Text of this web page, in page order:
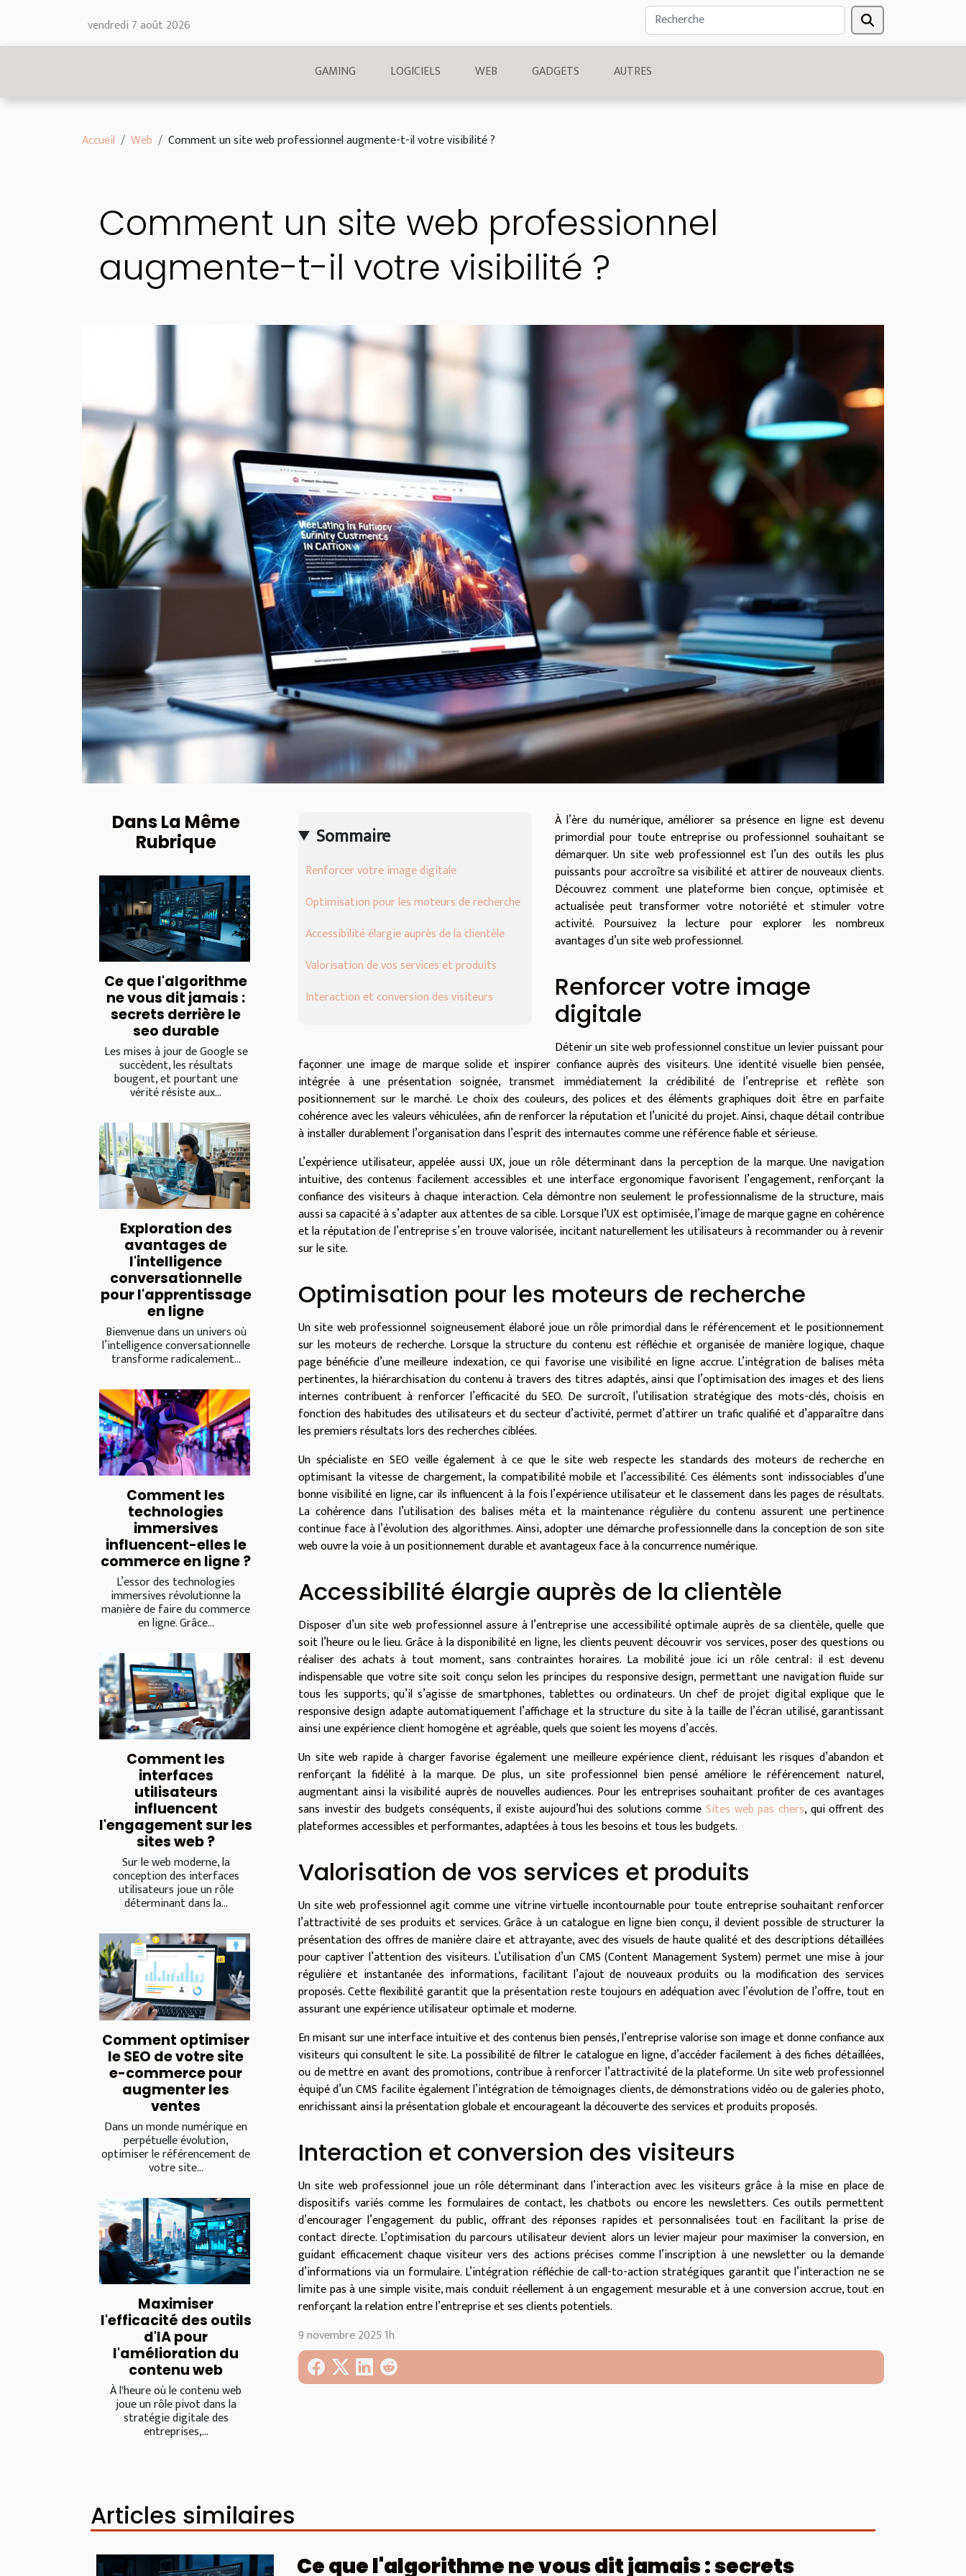
vendredi 7 août 2026
GAMING LOGICIELS WEB GADGETS AUTRES
Accueil Web Comment un site web professionnel augmente-t-il votre visibilité ?
Comment un site web professionnel
augmente-t-il votre visibilité ?
Dans La Même
Rubrique
Ce que l'algorithme
ne vous dit jamais :
secrets derrière le
seo durable
Les mises à jour de Google se
succèdent, les résultats
bougent, et pourtant une
vérité résiste aux...
Exploration des
avantages de
l'intelligence
conversationnelle
pour l'apprentissage
en ligne
Bienvenue dans un univers où
l’intelligence conversationnelle
transforme radicalement...
Comment les
technologies
immersives
influencent-elles le
commerce en ligne ?
L’essor des technologies
immersives révolutionne la
manière de faire du commerce
en ligne. Grâce...
Comment les
interfaces
utilisateurs
influencent
l'engagement sur les
sites web ?
Sur le web moderne, la
conception des interfaces
utilisateurs joue un rôle
déterminant dans la...
Comment optimiser
le SEO de votre site
e-commerce pour
augmenter les
ventes
Dans un monde numérique en
perpétuelle évolution,
optimiser le référencement de
votre site...
Maximiser
l'efficacité des outils
d'IA pour
l'amélioration du
contenu web
À l'heure où le contenu web
joue un rôle pivot dans la
stratégie digitale des
entreprises,...
Sommaire
Renforcer votre image digitale
Optimisation pour les moteurs de recherche
Accessibilité élargie auprès de la clientèle
Valorisation de vos services et produits
Interaction et conversion des visiteurs
À l’ère du numérique, améliorer sa présence en ligne est devenu
primordial pour toute entreprise ou professionnel souhaitant se
démarquer. Un site web professionnel est l’un des outils les plus
puissants pour accroître sa visibilité et attirer de nouveaux clients.
Découvrez comment une plateforme bien conçue, optimisée et
actualisée peut transformer votre notoriété et stimuler votre
activité. Poursuivez la lecture pour explorer les nombreux
avantages d’un site web professionnel.
Renforcer votre image
digitale
Détenir un site web professionnel constitue un levier puissant pour
façonner une image de marque solide et inspirer confiance auprès des visiteurs. Une identité visuelle bien pensée,
intégrée à une présentation soignée, transmet immédiatement la crédibilité de l’entreprise et reflète son
positionnement sur le marché. Le choix des couleurs, des polices et des éléments graphiques doit être en parfaite
cohérence avec les valeurs véhiculées, afin de renforcer la réputation et l’unicité du projet. Ainsi, chaque détail contribue
à installer durablement l’organisation dans l’esprit des internautes comme une référence fiable et sérieuse.
L’expérience utilisateur, appelée aussi UX, joue un rôle déterminant dans la perception de la marque. Une navigation
intuitive, des contenus facilement accessibles et une interface ergonomique favorisent l’engagement, renforçant la
confiance des visiteurs à chaque interaction. Cela démontre non seulement le professionnalisme de la structure, mais
aussi sa capacité à s’adapter aux attentes de sa cible. Lorsque l’UX est optimisée, l’image de marque gagne en cohérence
et la réputation de l’entreprise s’en trouve valorisée, incitant naturellement les utilisateurs à recommander ou à revenir
sur le site.
Optimisation pour les moteurs de recherche
Un site web professionnel soigneusement élaboré joue un rôle primordial dans le référencement et le positionnement
sur les moteurs de recherche. Lorsque la structure du contenu est réfléchie et organisée de manière logique, chaque
page bénéficie d’une meilleure indexation, ce qui favorise une visibilité en ligne accrue. L’intégration de balises méta
pertinentes, la hiérarchisation du contenu à travers des titres adaptés, ainsi que l’optimisation des images et des liens
internes contribuent à renforcer l’efficacité du SEO. De surcroît, l’utilisation stratégique des mots-clés, choisis en
fonction des habitudes des utilisateurs et du secteur d’activité, permet d’attirer un trafic qualifié et d’apparaître dans
les premiers résultats lors des recherches ciblées.
Un spécialiste en SEO veille également à ce que le site web respecte les standards des moteurs de recherche en
optimisant la vitesse de chargement, la compatibilité mobile et l’accessibilité. Ces éléments sont indissociables d’une
bonne visibilité en ligne, car ils influencent à la fois l’expérience utilisateur et le classement dans les pages de résultats.
La cohérence dans l’utilisation des balises méta et la maintenance régulière du contenu assurent une pertinence
continue face à l’évolution des algorithmes. Ainsi, adopter une démarche professionnelle dans la conception de son site
web ouvre la voie à un positionnement durable et avantageux face à la concurrence numérique.
Accessibilité élargie auprès de la clientèle
Disposer d’un site web professionnel assure à l’entreprise une accessibilité optimale auprès de sa clientèle, quelle que
soit l’heure ou le lieu. Grâce à la disponibilité en ligne, les clients peuvent découvrir vos services, poser des questions ou
réaliser des achats à tout moment, sans contraintes horaires. La mobilité joue ici un rôle central : il est devenu
indispensable que votre site soit conçu selon les principes du responsive design, permettant une navigation fluide sur
tous les supports, qu’il s’agisse de smartphones, tablettes ou ordinateurs. Un chef de projet digital explique que le
responsive design adapte automatiquement l’affichage et la structure du site à la taille de l’écran utilisé, garantissant
ainsi une expérience client homogène et agréable, quels que soient les moyens d’accès.
Un site web rapide à charger favorise également une meilleure expérience client, réduisant les risques d’abandon et
renforçant la fidélité à la marque. De plus, un site professionnel bien pensé améliore le référencement naturel,
augmentant ainsi la visibilité auprès de nouvelles audiences. Pour les entreprises souhaitant profiter de ces avantages
sans investir des budgets conséquents, il existe aujourd’hui des solutions commeSites web pas chers, qui offrent des
plateformes accessibles et performantes, adaptées à tous les besoins et tous les budgets.
Valorisation de vos services et produits
Un site web professionnel agit comme une vitrine virtuelle incontournable pour toute entreprise souhaitant renforcer
l’attractivité de ses produits et services. Grâce à un catalogue en ligne bien conçu, il devient possible de structurer la
présentation des offres de manière claire et attrayante, avec des visuels de haute qualité et des descriptions détaillées
pour captiver l’attention des visiteurs. L’utilisation d’un CMS (Content Management System) permet une mise à jour
régulière et instantanée des informations, facilitant l’ajout de nouveaux produits ou la modification des services
proposés. Cette flexibilité garantit que la présentation reste toujours en adéquation avec l’évolution de l’offre, tout en
assurant une expérience utilisateur optimale et moderne.
En misant sur une interface intuitive et des contenus bien pensés, l’entreprise valorise son image et donne confiance aux
visiteurs qui consultent le site. La possibilité de filtrer le catalogue en ligne, d’accéder facilement à des fiches détaillées,
ou de mettre en avant des promotions, contribue à renforcer l’attractivité de la plateforme. Un site web professionnel
équipé d’un CMS facilite également l’intégration de témoignages clients, de démonstrations vidéo ou de galeries photo,
enrichissant ainsi la présentation globale et encourageant la découverte des services et produits proposés.
Interaction et conversion des visiteurs
Un site web professionnel joue un rôle déterminant dans l’interaction avec les visiteurs grâce à la mise en place de
dispositifs variés comme les formulaires de contact, les chatbots ou encore les newsletters. Ces outils permettent
d’encourager l’engagement du public, offrant des réponses rapides et personnalisées tout en facilitant la prise de
contact directe. L’optimisation du parcours utilisateur devient alors un levier majeur pour maximiser la conversion, en
guidant efficacement chaque visiteur vers des actions précises comme l’inscription à une newsletter ou la demande
d’informations via un formulaire. L’intégration réfléchie de call-to-action stratégiques garantit que l’interaction ne se
limite pas à une simple visite, mais conduit réellement à un engagement mesurable et à une conversion accrue, tout en
renforçant la relation entre l’entreprise et ses clients potentiels.
9 novembre 2025 1h
Articles similaires
Ce que l'algorithme ne vous dit jamais : secrets